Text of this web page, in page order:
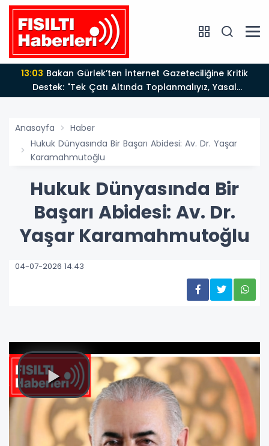
13:03
Destek: "Tek Çatı Altında Toplanmalıyız, Yasal
Düzenlemeye Hazırız"
Anasayfa
Haber
Hukuk Dünyasında Bir Başarı Abidesi: Av. Dr. Yaşar
Karamahmutoğlu
Hukuk Dünyasında Bir
Başarı Abidesi: Av. Dr.
Yaşar Karamahmutoğlu
04-07-2026 14:43